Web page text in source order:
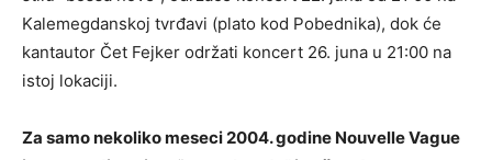
Kalemegdanskoj tvrđavi (plato kod Pobednika), dok će
kantautor Čet Fejker održati koncert 26. juna u 21:00 na
istoj lokaciji.
Za samo nekoliko meseci 2004. godine Nouvelle Vague